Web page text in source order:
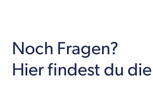
Noch Fragen?
Hier findest du